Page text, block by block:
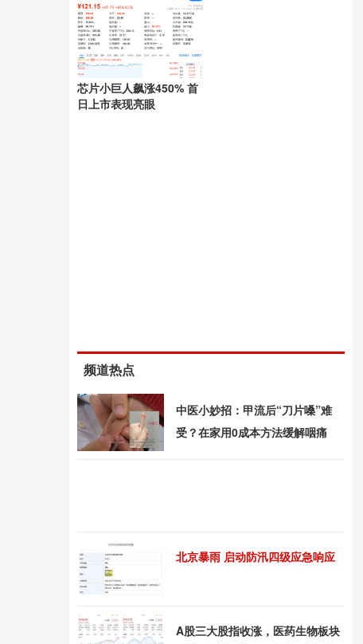
芯片小巨人飙涨450% 首
日上市表现亮眼
频道热点
中医小妙招：甲流后“刀片嗓”难
受？在家用0成本方法缓解咽痛
北京暴雨 启动防汛四级应急响应
A股三大股指收涨，医药生物板块